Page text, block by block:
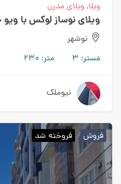
ویلا,ویلای مدرن
ویلای نوساز لوکس با
نوشهر
مَستر: ۳ متر: ۲۳۰
نیوملک
فروش فروخته شد